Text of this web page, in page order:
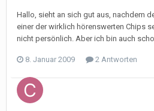
Hallo, sieht an sich gut aus, nachdem
einer der wirklich hörenswerten Chips
nicht persönlich. Aber ich bin auch
8. Januar 2009 2 Antworten